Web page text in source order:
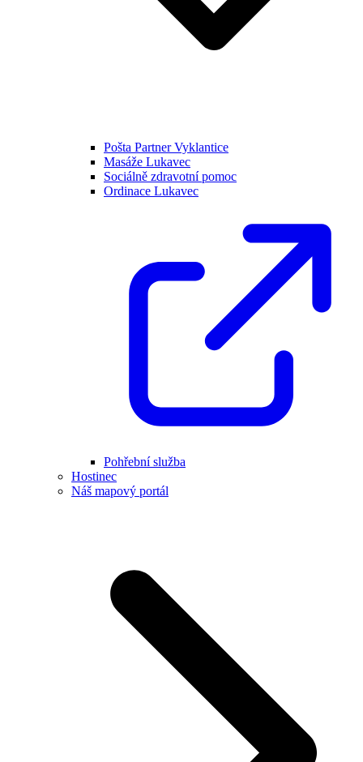
Pošta Partner Vyklantice
Masáže Lukavec
Sociálně zdravotní pomoc
Ordinace Lukavec
Pohřební služba
Hostinec
Náš mapový portál